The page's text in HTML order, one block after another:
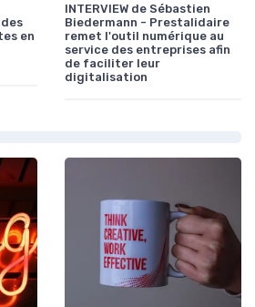
en
INTERVIEW de Sébastien
Biedermann - Prestalidaire
remet l'outil numérique au
service des entreprises afin
de faciliter leur
digitalisation